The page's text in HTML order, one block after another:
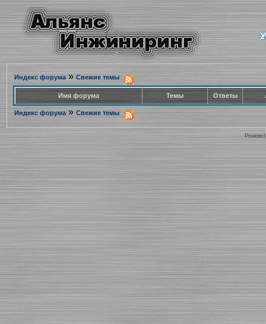
Индекс форума» Свежие темы
Имя форума Темы Ответы
Индекс форума » Свежие темы